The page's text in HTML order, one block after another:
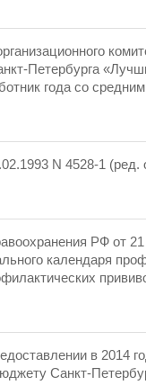
Петербурга
года со
N 4528-1 (ред.
РФ от
календаря
в 2014
Санкт-